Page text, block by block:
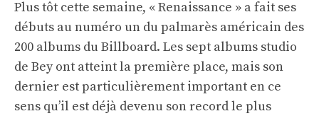
Plus tôt cette semaine, « Renaissance » a fait ses
débuts au numéro un du palmarès américain des
200 albums du Billboard. Les sept albums studio
de Bey ont atteint la première place, mais son
dernier est particulièrement important en ce
sens qu’il est déjà devenu son record le plus